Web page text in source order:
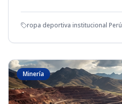
ropa deportiva institucional Perú
Minería